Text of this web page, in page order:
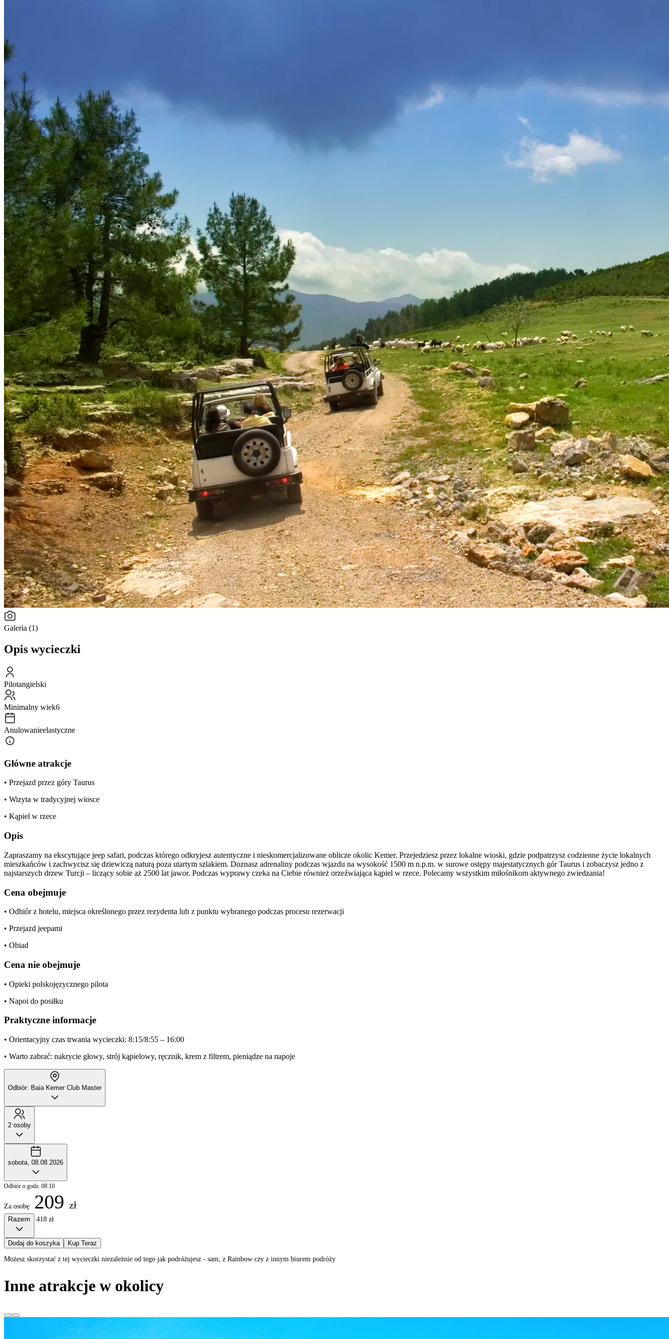
Galeria (1)
Opis wycieczki
Pilotangielski
Minimalny wiek6
Anulowanieelastyczne
Główne atrakcje
• Przejazd przez góry Taurus
• Wizyta w tradycyjnej wiosce
• Kąpiel w rzece
Opis
Zapraszamy na ekscytujące jeep safari, podczas którego odkryjesz autentyczne i nieskomercjalizowane oblicze okolic Kemer. Przejedziesz przez lokalne wioski, gdzie podpatrzysz codzienne życie lokalnych
mieszkańców i zachwycisz się dziewiczą naturą poza utartym szlakiem. Doznasz adrenaliny podczas wjazdu na wysokość 1500 m n.p.m. w surowe ostępy majestatycznych gór Taurus i zobaczysz jedno z
najstarszych drzew Turcji – liczący sobie aż 2500 lat jawor. Podczas wyprawy czeka na Ciebie również orzeźwiająca kąpiel w rzece. Polecamy wszystkim miłośnikom aktywnego zwiedzania!
Cena obejmuje
• Odbiór z hotelu, miejsca określonego przez rezydenta lub z punktu wybranego podczas procesu rezerwacji
• Przejazd jeepami
• Obiad
Cena nie obejmuje
• Opieki polskojęzycznego pilota
• Napoi do posiłku
Praktyczne informacje
• Orientacyjny czas trwania wycieczki: 8:15/8:55 – 16:00
• Warto zabrać: nakrycie głowy, strój kąpielowy, ręcznik, krem z filtrem, pieniądze na napoje
Odbiór: Baia Kemer Club Master
2 osoby
sobota, 08.08.2026
Odbiór o godz. 08:10
Za osobę 209 zł
Razem 418 zł
Dodaj do koszyka Kup Teraz
Możesz skorzystać z tej wycieczki niezależnie od tego jak podróżujesz - sam, z Rainbow czy z innym biurem podróży
Inne atrakcje w okolicy